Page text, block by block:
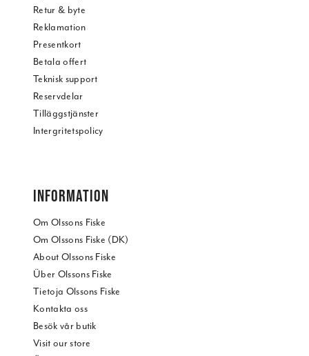
Retur & byte
Reklamation
Presentkort
Betala offert
Teknisk support
Reservdelar
Tilläggstjänster
Intergritetspolicy
INFORMATION
Om Olssons Fiske
Om Olssons Fiske (DK)
About Olssons Fiske
Über Olssons Fiske
Tietoja Olssons Fiske
Kontakta oss
Besök vår butik
Visit our store